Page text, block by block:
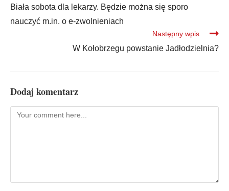
Biała sobota dla lekarzy. Będzie można się sporo
nauczyć m.in. o e-zwolnieniach
Następny wpis
W Kołobrzegu powstanie Jadłodzielnia?
Dodaj komentarz